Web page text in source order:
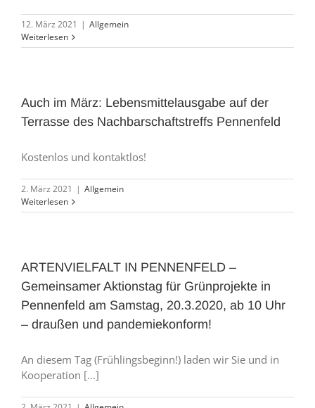
12. März 2021 | Allgemein
Weiterlesen
Auch im März: Lebensmittelausgabe auf der
Terrasse des Nachbarschaftstreffs Pennenfeld
Kostenlos und kontaktlos!
2. März 2021 | Allgemein
Weiterlesen
ARTENVIELFALT IN PENNENFELD –
Gemeinsamer Aktionstag für Grünprojekte in
Pennenfeld am Samstag, 20.3.2020, ab 10 Uhr
– draußen und pandemiekonform!
An diesem Tag (Frühlingsbeginn!) laden wir Sie und in
Kooperation [...]